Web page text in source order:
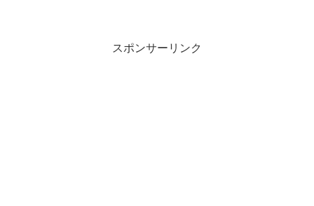
スポンサーリンク